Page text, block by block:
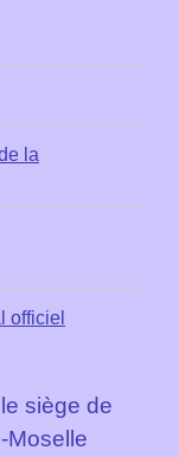
la
officiel
siège de
Moselle